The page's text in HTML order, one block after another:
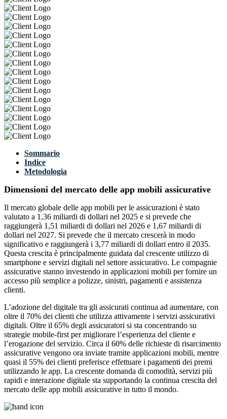
Sommario
Indice
Metodologia
Dimensioni del mercato delle app mobili assicurative
Il mercato globale delle app mobili per le assicurazioni è stato
valutato a 1,36 miliardi di dollari nel 2025 e si prevede che
raggiungerà 1,51 miliardi di dollari nel 2026 e 1,67 miliardi di
dollari nel 2027. Si prevede che il mercato crescerà in modo
significativo e raggiungerà i 3,77 miliardi di dollari entro il 2035.
Questa crescita è principalmente guidata dal crescente utilizzo di
smartphone e servizi digitali nel settore assicurativo. Le compagnie
assicurative stanno investendo in applicazioni mobili per fornire un
accesso più semplice a polizze, sinistri, pagamenti e assistenza
clienti.
L’adozione del digitale tra gli assicurati continua ad aumentare, con
oltre il 70% dei clienti che utilizza attivamente i servizi assicurativi
digitali. Oltre il 65% degli assicuratori si sta concentrando su
strategie mobile-first per migliorare l’esperienza del cliente e
l’erogazione del servizio. Circa il 60% delle richieste di risarcimento
assicurative vengono ora inviate tramite applicazioni mobili, mentre
quasi il 55% dei clienti preferisce effettuare i pagamenti dei premi
utilizzando le app. La crescente domanda di comodità, servizi più
rapidi e interazione digitale sta supportando la continua crescita del
mercato delle app mobili assicurative in tutto il mondo.